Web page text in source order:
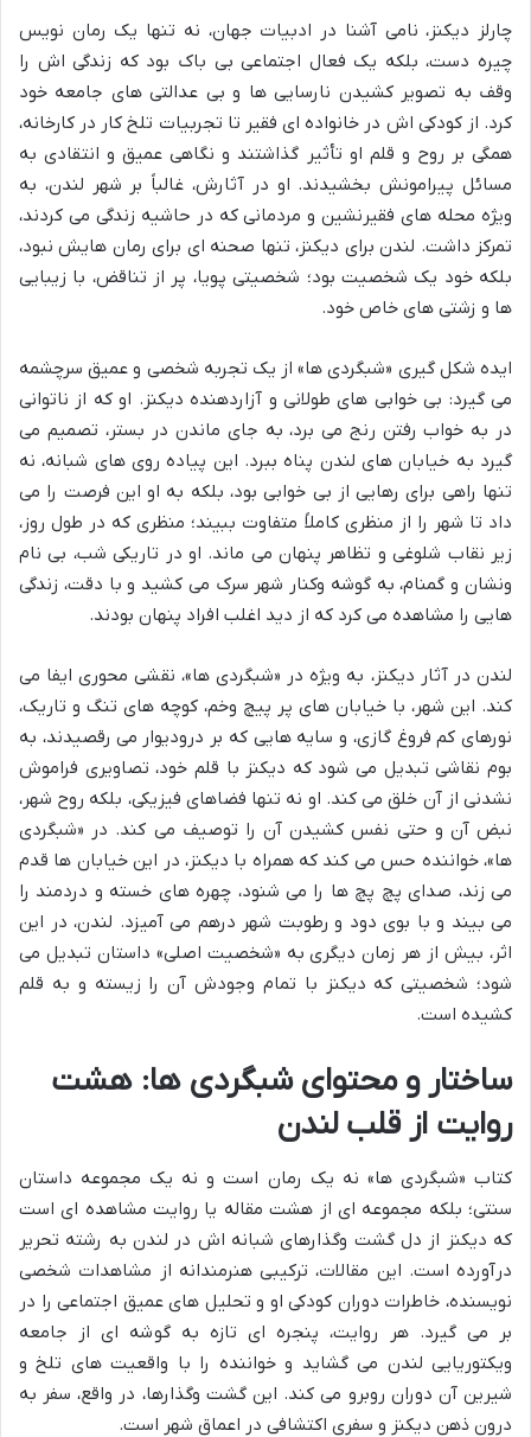
چارلز دیکنز، نامی آشنا در ادبیات جهان، نه تنها یک رمان نویس
چیره دست، بلکه یک فعال اجتماعی بی باک بود که زندگی اش را
وقف به تصویر کشیدن نارسایی ها و بی عدالتی های جامعه خود
کرد. از کودکی اش در خانواده ای فقیر تا تجربیات تلخ کار در کارخانه،
همگی بر روح و قلم او تأثیر گذاشتند و نگاهی عمیق و انتقادی به
مسائل پیرامونش بخشیدند. او در آثارش، غالباً بر شهر لندن، به
ویژه محله های فقیرنشین و مردمانی که در حاشیه زندگی می کردند،
تمرکز داشت. لندن برای دیکنز، تنها صحنه ای برای رمان هایش نبود،
بلکه خود یک شخصیت بود؛ شخصیتی پویا، پر از تناقض، با زیبایی
ها و زشتی های خاص خود.
ایده شکل گیری «شبگردی ها» از یک تجربه شخصی و عمیق سرچشمه
می گیرد: بی خوابی های طولانی و آزاردهنده دیکنز. او که از ناتوانی
در به خواب رفتن رنج می برد، به جای ماندن در بستر، تصمیم می
گیرد به خیابان های لندن پناه ببرد. این پیاده روی های شبانه، نه
تنها راهی برای رهایی از بی خوابی بود، بلکه به او این فرصت را می
داد تا شهر را از منظری کاملاً متفاوت ببیند؛ منظری که در طول روز،
زیر نقاب شلوغی و تظاهر پنهان می ماند. او در تاریکی شب، بی نام
ونشان و گمنام، به گوشه وکنار شهر سرک می کشید و با دقت، زندگی
هایی را مشاهده می کرد که از دید اغلب افراد پنهان بودند.
لندن در آثار دیکنز، به ویژه در «شبگردی ها»، نقشی محوری ایفا می
کند. این شهر، با خیابان های پر پیچ وخم، کوچه های تنگ و تاریک،
نورهای کم فروغ گازی، و سایه هایی که بر درودیوار می رقصیدند، به
بوم نقاشی تبدیل می شود که دیکنز با قلم خود، تصاویری فراموش
نشدنی از آن خلق می کند. او نه تنها فضاهای فیزیکی، بلکه روح شهر،
نبض آن و حتی نفس کشیدن آن را توصیف می کند. در «شبگردی
ها»، خواننده حس می کند که همراه با دیکنز، در این خیابان ها قدم
می زند، صدای پچ پچ ها را می شنود، چهره های خسته و دردمند را
می بیند و با بوی دود و رطوبت شهر درهم می آمیزد. لندن، در این
اثر، بیش از هر زمان دیگری به «شخصیت اصلی» داستان تبدیل می
شود؛ شخصیتی که دیکنز با تمام وجودش آن را زیسته و به قلم
کشیده است.
ساختار و محتوای شبگردی ها: هشت
روایت از قلب لندن
کتاب «شبگردی ها» نه یک رمان است و نه یک مجموعه داستان
سنتی؛ بلکه مجموعه ای از هشت مقاله یا روایت مشاهده ای است
که دیکنز از دل گشت وگذارهای شبانه اش در لندن به رشته تحریر
درآورده است. این مقالات، ترکیبی هنرمندانه از مشاهدات شخصی
نویسنده، خاطرات دوران کودکی او و تحلیل های عمیق اجتماعی را در
بر می گیرد. هر روایت، پنجره ای تازه به گوشه ای از جامعه
ویکتوریایی لندن می گشاید و خواننده را با واقعیت های تلخ و
شیرین آن دوران روبرو می کند. این گشت وگذارها، در واقع، سفر به
درون ذهن دیکنز و سفری اکتشافی در اعماق شهر است.